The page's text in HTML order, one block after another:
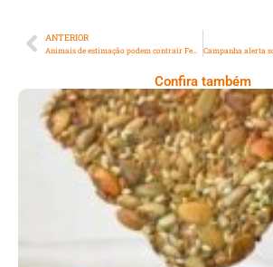
ANTERIOR
Confira também
Comer Bem: Cracker De